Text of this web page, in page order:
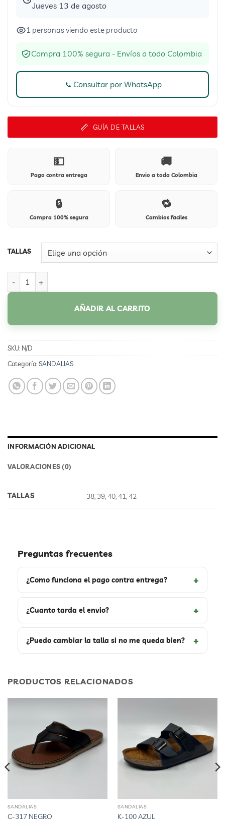
Jueves 13 de agosto
1 personas viendo este producto
Compra 100% segura - Envíos a todo Colombia
Consultar por WhatsApp
GUÍA DE TALLAS
💵
Pago contra entrega
🚚
Envio a toda Colombia
🔒
Compra 100% segura
🔁
Cambios faciles
TALLAS
AÑADIR AL CARRITO
SKU: N/D
Categoría:SANDALIAS
INFORMACIÓN ADICIONAL
VALORACIONES (0)
TALLAS 38, 39, 40, 41, 42
Preguntas frecuentes
¿Como funciona el pago contra entrega?
¿Cuanto tarda el envio?
¿Puedo cambiar la talla si no me queda bien?
PRODUCTOS RELACIONADOS
SANDALIAS
C-317 NEGRO
Este
SANDALIAS
K-100 AZUL
Este